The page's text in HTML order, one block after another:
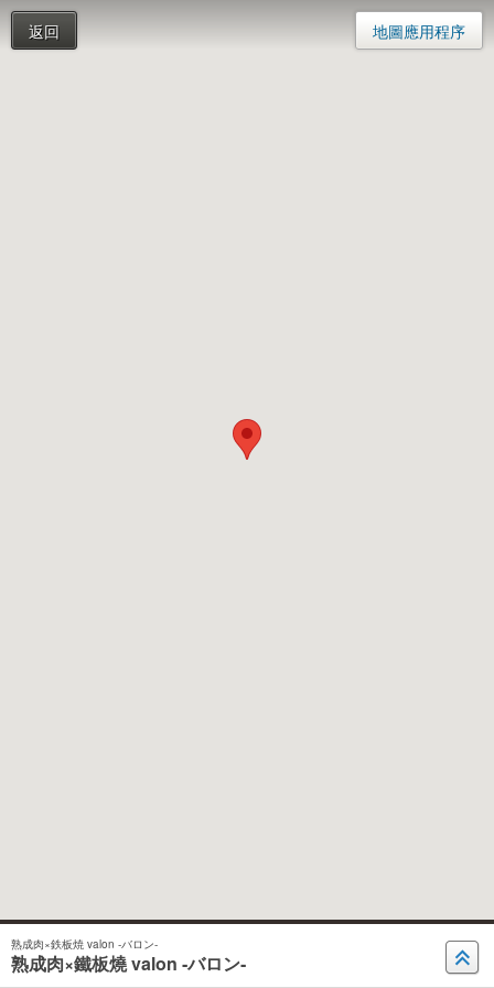
返回 地圖應用程序
熟成肉×鉄板焼 valon ‐バロン‐
熟成肉×鐵板燒 valon ‐バロン‐